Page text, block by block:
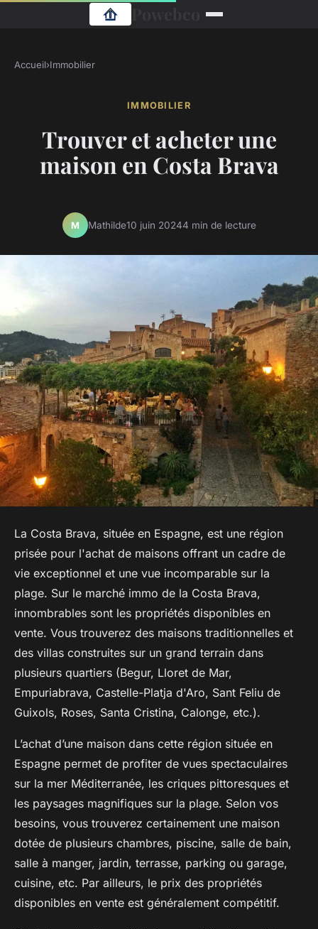
Accueil›Immobilier
IMMOBILIER
Trouver et acheter une
maison en Costa Brava
M Mathilde10 juin 20244 min de lecture
La Costa Brava, située en Espagne, est une région
prisée pour l'achat de maisons offrant un cadre de
vie exceptionnel et une vue incomparable sur la
plage. Sur le marché immo de la Costa Brava,
innombrables sont les propriétés disponibles en
vente. Vous trouverez des maisons traditionnelles et
des villas construites sur un grand terrain dans
plusieurs quartiers (Begur, Lloret de Mar,
Empuriabrava, Castelle-Platja d'Aro, Sant Feliu de
Guixols, Roses, Santa Cristina, Calonge, etc.).
L’achat d’une maison dans cette région située en
Espagne permet de profiter de vues spectaculaires
sur la mer Méditerranée, les criques pittoresques et
les paysages magnifiques sur la plage. Selon vos
besoins, vous trouverez certainement une maison
dotée de plusieurs chambres, piscine, salle de bain,
salle à manger, jardin, terrasse, parking ou garage,
cuisine, etc. Par ailleurs, le prix des propriétés
disponibles en vente est généralement compétitif.